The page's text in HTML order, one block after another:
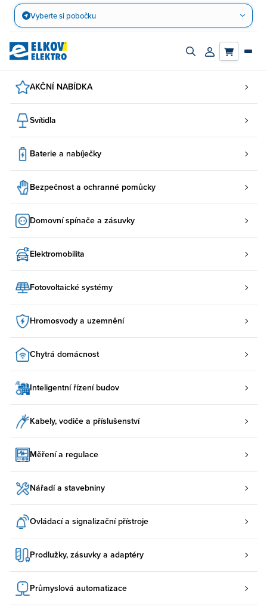
Přejít
obsah
Vyberte si pobočku
Zapnout/vypnout
Přihlásit/
AKČNÍ NABÍDKA
Svítidla
Baterie a nabíječky
Bezpečnost a ochranné pomůcky
Domovní spínače a zásuvky
Elektromobilita
Fotovoltaické systémy
Hromosvody a uzemnění
Chytrá domácnost
Inteligentní řízení budov
Kabely, vodiče a příslušenství
Měření a regulace
Nářadí a stavebniny
Ovládací a signalizační přístroje
Prodlužky, zásuvky a adaptéry
Průmyslová automatizace